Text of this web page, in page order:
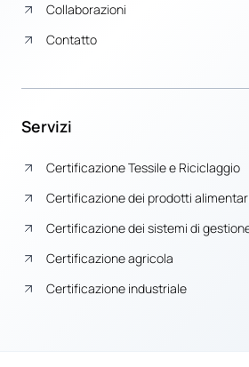
Collaborazioni
Contatto
Servizi
Certificazione Tessile e Riciclaggio
Certificazione dei prodotti
Certificazione dei sistemi di
Certificazione agricola
Certificazione industriale